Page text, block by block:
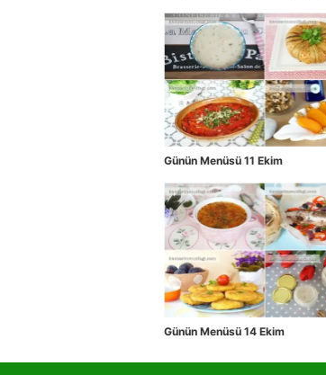
Günün Menüsü 11 Ekim
Günün Menüsü 14 Ekim